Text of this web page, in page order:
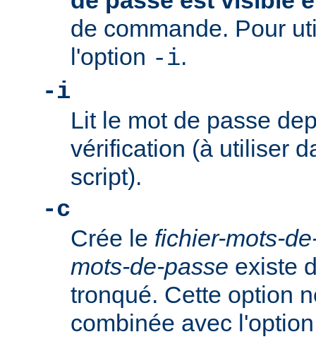
de commande. Pour
l'option -i.
-i
Lit le mot de passe
vérification (à utiliser
script).
-c
Crée le fichier-mots-
mots-de-passe existe
tronqué. Cette option
combinée avec